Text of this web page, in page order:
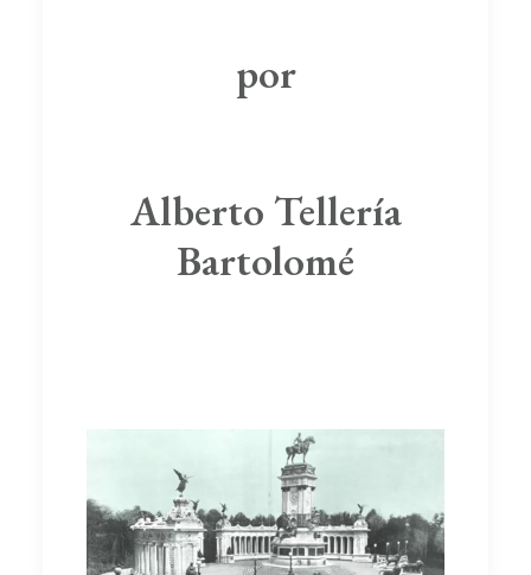
por
Alberto Tellería
Bartolomé